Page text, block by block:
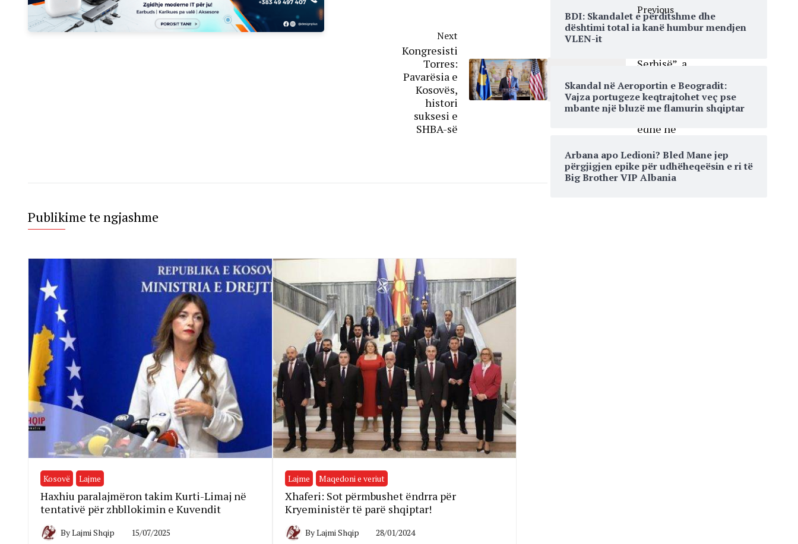
Previous
“Të tjerët
Serbisë”, a
ndryshon
Vuçiq
qëndrimet
edhe në
Kosovën?
Next
Kongresisti
Torres:
Pavarësia e
Kosovës,
histori
suksesi e
SHBA-së
Publikime te ngjashme
Kosovë Lajme
Haxhiu paralajmëron takim Kurti-Limaj në
tentativë për zhbllokimin e Kuvendit
ByLajmi Shqip 15/07/2025
Lajme Maqedoni e veriut
Xhaferi: Sot përmbushet ëndrra për
Kryeministër të parë shqiptar!
ByLajmi Shqip 28/01/2024
BDI: Skandalet e përditshme dhe
dështimi total ia kanë humbur mendjen
VLEN-it
Skandal në Aeroportin e Beogradit:
Vajza portugeze keqtrajtohet veç pse
mbante një bluzë me flamurin shqiptar
Arbana apo Ledioni? Bled Mane jep
përgjigjen epike për udhëheqeësin e ri të
Big Brother VIP Albania